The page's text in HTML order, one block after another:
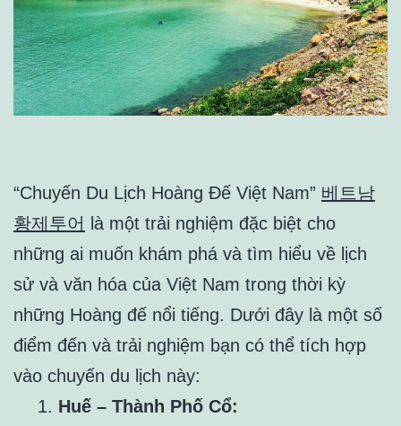
“Chuyến Du Lịch Hoàng Đế Việt Nam” 베트남
황제투어
là một trải nghiệm đặc biệt cho
những ai muốn khám phá và tìm hiểu về lịch
sử và văn hóa của Việt Nam trong thời kỳ
những Hoàng đế nổi tiếng. Dưới đây là một số
điểm đến và trải nghiệm bạn có thể tích hợp
vào chuyến du lịch này:
Huế – Thành Phố Cổ: